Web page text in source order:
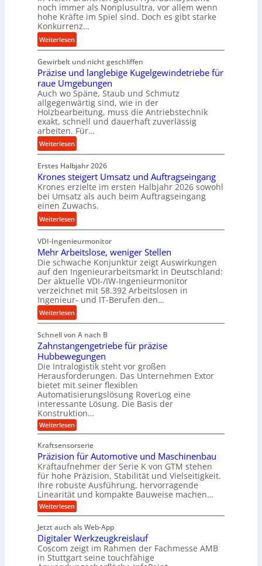
m
a
n
c
b
e
i
m
D
r
ü
c
k
p
r
o
z
e
s
s
noch immer als Nonplusultra, vor allem wenn
hohe Kräfte im Spiel sind. Doch es gibt starke
Konkurrenz…
Weiterlesen:
K
u
g
e
l
g
e
w
i
n
d
e
t
r
i
b
u
n
d
H
y
d
r
a
l
i
k
i
m
V
e
r
g
e
c
h
Gewirbelt und nicht geschliffen
Präzise und langlebige Kugelgewindetriebe für
raue Umgebungen
Auch wo Späne, Staub und Schmutz
allgegenwärtig sind, wie in der
Holzbearbeitung, muss die Antriebstechnik
exakt, schnell und dauerhaft zuverlässig
arbeiten. Für…
Weiterlesen:
P
r
ä
z
i
s
e
u
n
d
l
a
n
g
e
b
i
g
e
K
u
g
e
l
g
e
w
i
n
d
e
t
i
e
b
Erstes Halbjahr 2026
Krones steigert Umsatz und Auftragseingang
Krones erzielte im ersten Halbjahr 2026 sowohl
bei Umsatz als auch beim Auftragseingang
einen Zuwachs.
Weiterlesen:
K
r
o
n
e
s
s
t
e
e
r
t
U
m
s
a
t
u
d
A
u
f
t
r
a
g
s
VDI-Ingenieurmonitor
Mehr Arbeitslose, weniger Stellen
Die schwache Konjunktur zeigt Auswirkungen
auf den Ingenieurarbeitsmarkt in Deutschland:
Der aktuelle VDI-/IW-Ingenieurmonitor
verzeichnet mit 58.392 Arbeitslosen in
Ingenieur- und IT-Berufen den…
Weiterlesen:
M
e
h
r
A
r
b
e
i
t
s
l
o
s
e
,
w
e
n
i
g
e
Schnell von A nach B
Zahnstangengetriebe für präzise
Hubbewegungen
Die Intralogistik steht vor großen
Herausforderungen. Das Unternehmen Extor
bietet mit seiner flexiblen
Automatisierungslösung RoverLog eine
interessante Lösung. Die Basis der
Konstruktion…
Weiterlesen:
Z
h
n
s
t
a
n
g
e
n
e
t
r
i
e
Kraftsensorserie
Präzision für Automotive und Maschinenbau
Kraftaufnehmer der Serie K von GTM stehen
für hohe Präzision, Stabilität und Vielseitigkeit.
Ihre robuste Ausführung, hervorragende
Linearität und kompakte Bauweise machen…
Weiterlesen:
P
ä
z
i
s
i
Jetzt auch als Web-App
Digitaler Werkzeugkreislauf
Coscom zeigt im Rahmen der Fachmesse AMB
in Stuttgart seine touchfähige